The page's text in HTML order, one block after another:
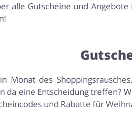
alle Gutscheine und
Monat des
da eine Entscheidung treffen?
und Rabatte für